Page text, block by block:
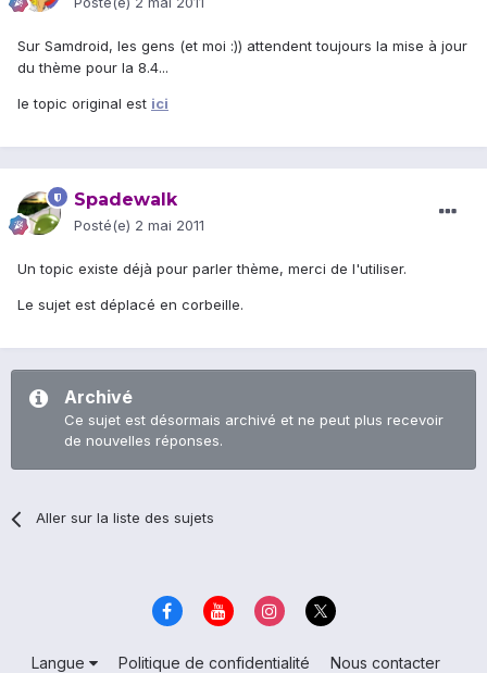
Sur Samdroid, les gens (et moi :)) attendent toujours la mise à jour
du thème pour la 8.4...
le topic original est ici
Spadewalk
Posté(e) 2 mai 2011
Un topic existe déjà pour parler thème, merci de l'utiliser.
Le sujet est déplacé en corbeille.
Archivé
Ce sujet est désormais archivé et ne peut plus recevoir
de nouvelles réponses.
Aller sur la liste des sujets
Langue Politique de confidentialité Nous contacter